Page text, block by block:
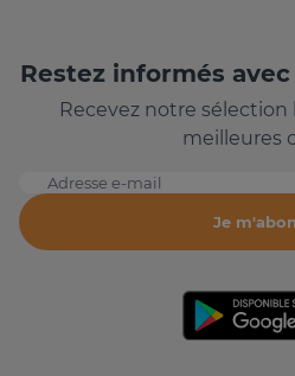
Restez informés
Recevez notre
meilleures
Adresse e-mail
Je